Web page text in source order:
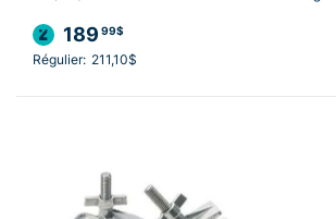
189 99$
Régulier: 211,10$